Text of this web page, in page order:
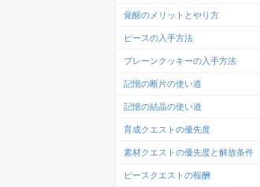
覚醒のメリットとやり方
ピースの入手方法
プレーンクッキーの入手方法
記憶の断片の使い道
記憶の結晶の使い道
育成クエストの優先度
素材クエストの優先度と解放条件
ピースクエストの報酬